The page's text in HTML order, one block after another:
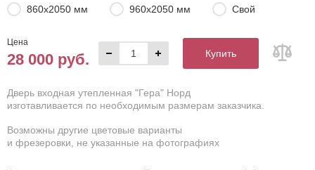
860х2050 мм
960х2050 мм Свой
Цена
28 000 руб. Купить
Дверь входная утепленная "Гера" Норд
изготавливается по необходимым размерам заказчика.
Возможны другие цветовые варианты
и фрезеровки, не указанные на фотографиях